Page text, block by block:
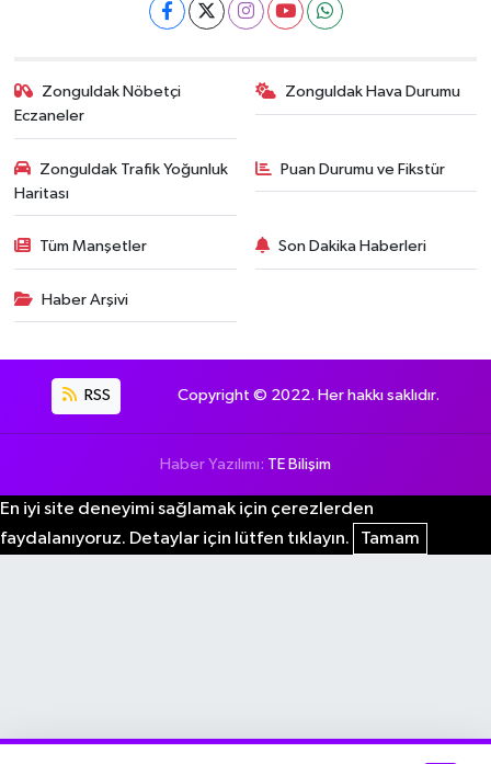
Zonguldak Nöbetçi
Eczaneler
Zonguldak Hava Durumu
Zonguldak Trafik Yoğunluk
Haritası
Puan Durumu ve Fikstür
Tüm Manşetler Son Dakika Haberleri
Haber Arşivi
RSS Copyright © 2022. Her hakkı saklıdır.
Haber Yazılımı: TE Bilişim
En iyi site deneyimi sağlamak için çerezlerden
faydalanıyoruz. Detaylar için lütfen tıklayın.
Tamam